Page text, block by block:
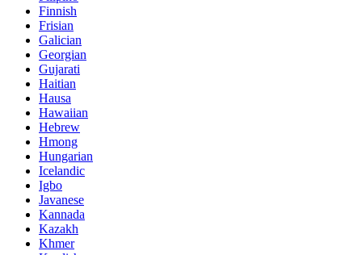
Finnish
Frisian
Galician
Georgian
Gujarati
Haitian
Hausa
Hawaiian
Hebrew
Hmong
Hungarian
Icelandic
Igbo
Javanese
Kannada
Kazakh
Khmer